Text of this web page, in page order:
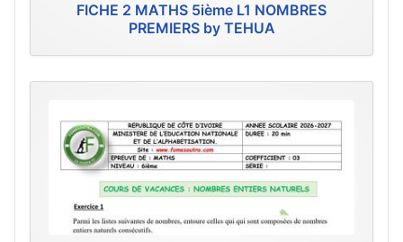
FICHE 2 MATHS 5ième L1 NOMBRES
PREMIERS by TEHUA